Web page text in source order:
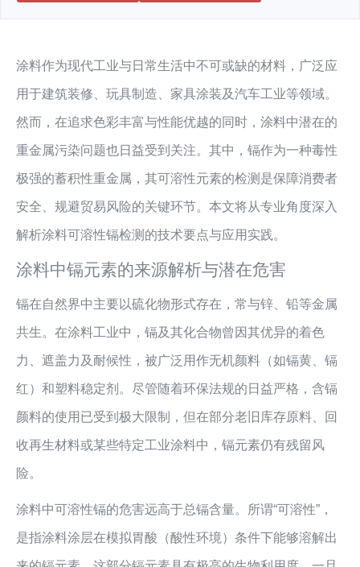
涂料作为现代工业与日常生活中不可或缺的材料，广泛应
用于建筑装修、玩具制造、家具涂装及汽车工业等领域。
然而，在追求色彩丰富与性能优越的同时，涂料中潜在的
重金属污染问题也日益受到关注。其中，镉作为一种毒性
极强的蓄积性重金属，其可溶性元素的检测是保障消费者
安全、规避贸易风险的关键环节。本文将从专业角度深入
解析涂料可溶性镉检测的技术要点与应用实践。
涂料中镉元素的来源解析与潜在危害
镉在自然界中主要以硫化物形式存在，常与锌、铅等金属
共生。在涂料工业中，镉及其化合物曾因其优异的着色
力、遮盖力及耐候性，被广泛用作无机颜料（如镉黄、镉
红）和塑料稳定剂。尽管随着环保法规的日益严格，含镉
颜料的使用已受到极大限制，但在部分老旧库存原料、回
收再生材料或某些特定工业涂料中，镉元素仍有残留风
险。
涂料中可溶性镉的危害远高于总镉含量。所谓“可溶性”，
是指涂料涂层在模拟胃酸（酸性环境）条件下能够溶解出